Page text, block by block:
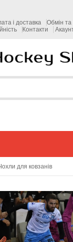
і доставка
Обмін
Контакти
для ковзанів